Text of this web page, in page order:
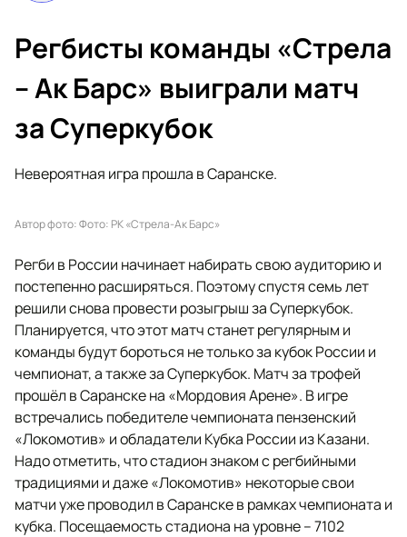
Регбисты команды «Стрела
– Ак Барс» выиграли матч
за Суперкубок
Невероятная игра прошла в Саранске.
Автор фото: Фото: РК «Стрела-Ак Барс»
Регби в России начинает набирать свою аудиторию и
постепенно расширяться. Поэтому спустя семь лет
решили снова провести розыгрыш за Суперкубок.
Планируется, что этот матч станет регулярным и
команды будут бороться не только за кубок России и
чемпионат, а также за Суперкубок. Матч за трофей
прошёл в Саранске на «Мордовия Арене». В игре
встречались победителе чемпионата пензенский
«Локомотив» и обладатели Кубка России из Казани.
Надо отметить, что стадион знаком с регбийными
традициями и даже «Локомотив» некоторые свои
матчи уже проводил в Саранске в рамках чемпионата и
кубка. Посещаемость стадиона на уровне – 7102